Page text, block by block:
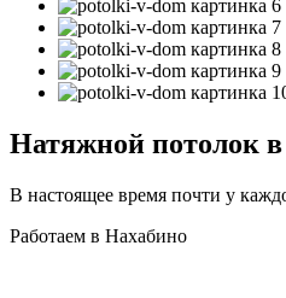
Натяжной потолок в
В настоящее время почти у
Работаем в Нахабино